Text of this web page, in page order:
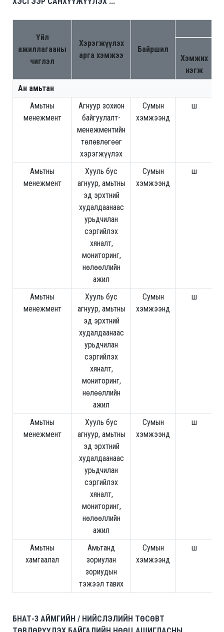
Үйл
ажиллагааны
чиглэл
Хэрэгжүүлэх
арга хэмжээ
Байршил
Хэмжих
нэгж
Ан амьтан
Амьтны
менежмент
Агнуур зохион
байгуулалт-
менежментийн
төлөвлөгөөг
хэрэгжүүлэх
Сумын
хэмжээнд
ш
Амьтны
менежмент
Хууль бус
агнуур, амьтны
эд эрхтний
худалдаанаас
урьдчилан
сэргийлэх
хяналт,
мониторинг,
нөлөөллийн
ажил
Сумын
хэмжээнд
ш
Амьтны
менежмент
Хууль бус
агнуур, амьтны
эд эрхтний
худалдаанаас
урьдчилан
сэргийлэх
хяналт,
мониторинг,
нөлөөллийн
ажил
Сумын
хэмжээнд
ш
Амьтны
менежмент
Хууль бус
агнуур, амьтны
эд эрхтний
худалдаанаас
урьдчилан
сэргийлэх
хяналт,
мониторинг,
нөлөөллийн
ажил
Сумын
хэмжээнд
ш
Амьтны
хамгаалал
Амьтанд
зориулан
зориудын
тэжээл тавих
Сумын
хэмжээнд
ш
БНАТ-3 АЙМГИЙН / НИЙСЛЭЛИЙН ТӨСӨВТ